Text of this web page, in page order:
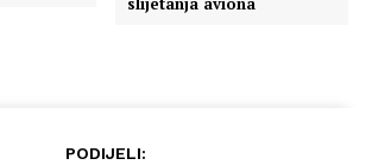
PODIJELI: